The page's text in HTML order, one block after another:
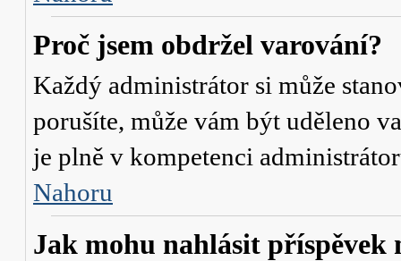
Proč jsem obdržel varování?
Každý administrátor si může
porušíte, může vám být uděleno
je plně v kompetenci
Nahoru
Jak mohu nahlásit příspěvek